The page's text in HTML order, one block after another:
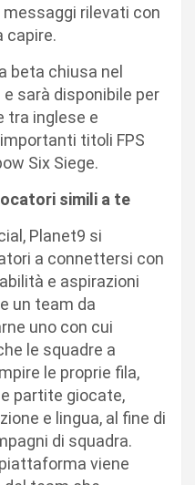
rilevati con
capire.
beta chiusa nel
sarà disponibile per
tra inglese e
titoli FPS
Six Siege.
simili a te
Planet9 si
a connettersi con
e aspirazioni
un team da
uno con cui
le squadre a
le proprie fila,
partite giocate,
e lingua, al fine di
di squadra.
viene